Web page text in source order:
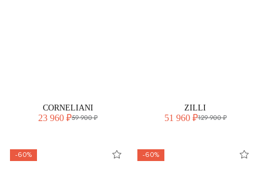
CORNELIANI
23 960 ₽59 900 ₽
ZILLI
51 960 ₽129 900 ₽
-60% -60%